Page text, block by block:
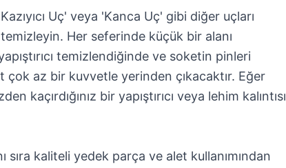
Uç' veya 'Kanca Uç' gibi diğer uçları
Her seferinde küçük bir alanı
temizlendiğinde ve soketin pinleri
az bir kuvvetle yerinden çıkacaktır. Eğer
kaçırdığınız bir yapıştırıcı veya lehim kalıntısı
sıra kaliteli yedek parça ve alet kullanımından